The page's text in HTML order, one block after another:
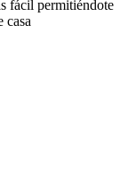
fácil permitiéndote
casa